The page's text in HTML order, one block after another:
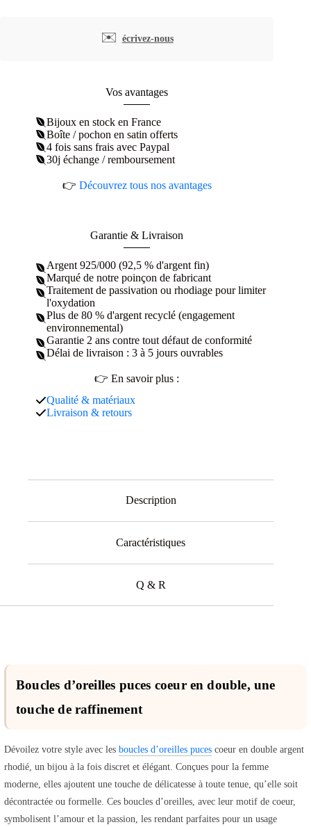
✉️ écrivez-nous
Vos avantages
Bijoux en stock en France
Boîte / pochon en satin offerts
4 fois sans frais avec Paypal
30j échange / remboursement
👉 Découvrez tous nos avantages
Garantie & Livraison
Argent 925/000 (92,5 % d'argent fin)
Marqué de notre poinçon de fabricant
Traitement de passivation ou rhodiage pour limiter
l'oxydation
Plus de 80 % d'argent recyclé (engagement
environnemental)
Garantie 2 ans contre tout défaut de conformité
Délai de livraison : 3 à 5 jours ouvrables
👉 En savoir plus :
Qualité & matériaux
Livraison & retours
Description
Caractéristiques
Q & R
Boucles d’oreilles puces coeur en double, une
touche de raffinement
Dévoilez votre style avec les boucles d’oreilles puces coeur en double argent
rhodié, un bijou à la fois discret et élégant. Conçues pour la femme
moderne, elles ajoutent une touche de délicatesse à toute tenue, qu’elle soit
décontractée ou formelle. Ces boucles d’oreilles, avec leur motif de coeur,
symbolisent l’amour et la passion, les rendant parfaites pour un usage